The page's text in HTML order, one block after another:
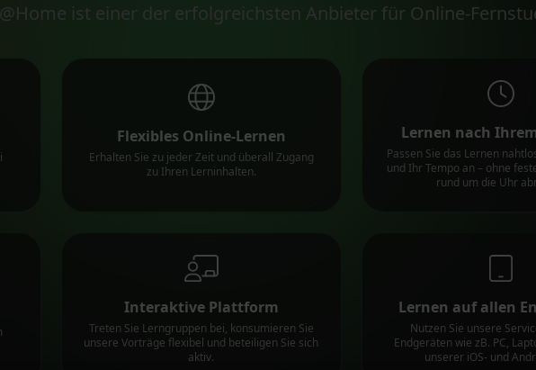
ist einer der erfolgreichsten Anbieter für Online-
Flexibles Online-Lernen
Erhalten Sie zu jeder Zeit und überall Zugang
zu Ihren Lerninhalten.
Lernen nach
Passen Sie das Lernen
und Ihr Tempo an – ohne
rund um die Uhr
Interaktive Plattform
Treten Sie Lerngruppen bei, konsumieren Sie
unsere Vorträge flexibel und beteiligen Sie sich
aktiv.
Lernen auf allen
Nutzen Sie unsere
Endgeräten wie zB. PC,
unserer iOS- und